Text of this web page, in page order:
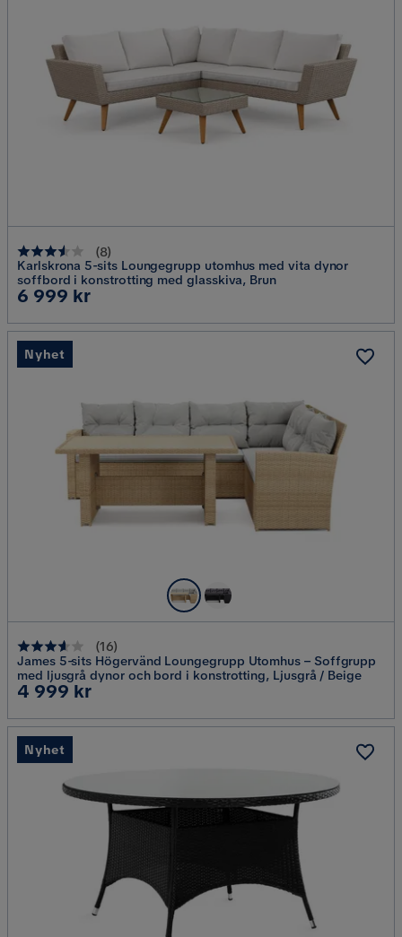
(8)
Karlskrona 5-sits Loungegrupp utomhus med vita dynor
soffbord i konstrotting med glasskiva, Brun
Pris
6 999 kr
(16)
James 5-sits Högervänd Loungegrupp Utomhus – Soffgrupp
med ljusgrå dynor och bord i konstrotting, Ljusgrå / Beige
Pris
4 999 kr
Nyhet
Nyhet